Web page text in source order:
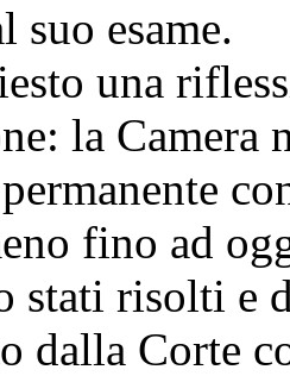
suo esame.
una
la
fino ad
stati risolti
dalla Corte